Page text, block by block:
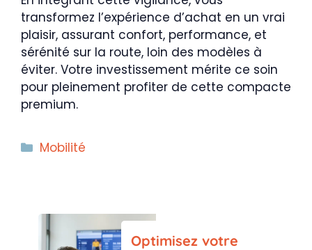
transformez l’expérience d’achat en un vrai
plaisir, assurant confort, performance, et
sérénité sur la route, loin des modèles à
éviter. Votre investissement mérite ce soin
pour pleinement profiter de cette compacte
premium.
Catégories
Mobilité
Optimisez votre